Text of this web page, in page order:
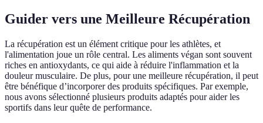
Guider vers une Meilleure Récupération
La récupération est un élément critique pour les athlètes, et
l'alimentation joue un rôle central. Les aliments végan sont souvent
riches en antioxydants, ce qui aide à réduire l'inflammation et la
douleur musculaire. De plus, pour une meilleure récupération, il peut
être bénéfique d’incorporer des produits spécifiques. Par exemple,
nous avons sélectionné plusieurs produits adaptés pour aider les
sportifs dans leur quête de performance.